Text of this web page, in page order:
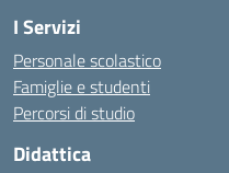
I Servizi
Personale scolastico
Famiglie e studenti
Percorsi di studio
Didattica